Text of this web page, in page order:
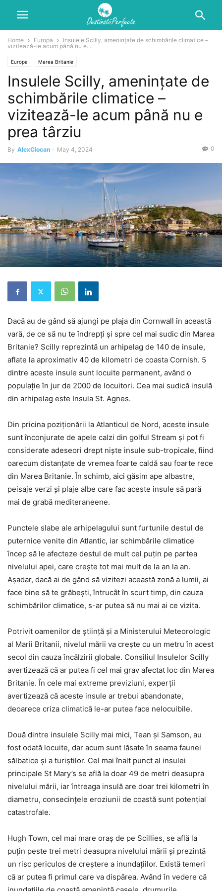
Home Europa
Insulele Scilly, amenințate de schimbările climatice –
vizitează-le acum până nu e...
Europa Marea Britanie
Insulele Scilly, amenințate de
schimbările climatice –
vizitează-le acum până nu e
prea târziu
By AlexCiocan - May 4, 2024 0
Dacă au de gând să ajungi pe plaja din Cornwall în această
vară, de ce să nu te îndrepți și spre cel mai sudic din Marea
Britanie? Scilly reprezintă un arhipelag de 140 de insule,
aflate la aproximativ 40 de kilometri de coasta Cornish. 5
dintre aceste insule sunt locuite permanent, având o
populație în jur de 2000 de locuitori. Cea mai sudică insulă
din arhipelag este Insula St. Agnes.
Din pricina poziționării la Atlanticul de Nord, aceste insule
sunt înconjurate de apele calzi din golful Stream și pot fi
considerate adeseori drept niște insule sub-tropicale, fiind
oarecum distanțate de vremea foarte caldă sau foarte rece
din Marea Britanie. În schimb, aici găsim ape albastre,
peisaje verzi și plaje albe care fac aceste insule să pară
mai de grabă mediteraneene.
Punctele slabe ale arhipelagului sunt furtunile destul de
puternice venite din Atlantic, iar schimbările climatice
încep să le afecteze destul de mult cel puțin pe partea
nivelului apei, care crește tot mai mult de la an la an.
Așadar, dacă ai de gând să vizitezi această zonă a lumii, ai
face bine să te grăbești, întrucât în scurt timp, din cauza
schimbărilor climatice, s-ar putea să nu mai ai ce vizita.
Potrivit oamenilor de știință și a Ministerului Meteorologic
al Marii Britanii, nivelul mării va crește cu un metru în acest
secol din cauza încălzirii globale. Consiliul Insulelor Scilly
avertizează că ar putea fi cel mai grav afectat loc din Marea
Britanie. În cele mai extreme previziuni, experții
avertizează că aceste insule ar trebui abandonate,
deoarece criza climatică le-ar putea face nelocuibile.
Două dintre insulele Scilly mai mici, Tean și Samson, au
fost odată locuite, dar acum sunt lăsate în seama faunei
sălbatice și a turiștilor. Cel mai înalt punct al insulei
principale St Mary’s se află la doar 49 de metri deasupra
nivelului mării, iar întreaga insulă are doar trei kilometri în
diametru, consecințele eroziunii de coastă sunt potențial
catastrofale.
Hugh Town, cel mai mare oraș de pe Scillies, se află la
puțin peste trei metri deasupra nivelului mării și prezintă
un risc periculos de creștere a inundațiilor. Există temeri
că ar putea fi primul care va dispărea. Având în vedere că